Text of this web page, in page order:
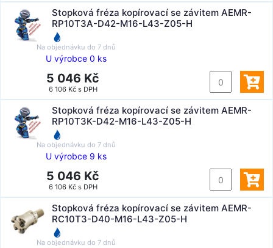
Stopková fréza kopírovací se závitem AEMR-
RP10T3A-D42-M16-L43-Z05-H
Na objednávku do 7 dnů
U výrobce 0 ks
5 046 Kč
6 106 Kč s DPH
Stopková fréza kopírovací se závitem AEMR-
RP10T3K-D42-M16-L43-Z05-H
Na objednávku do 7 dnů
U výrobce 9 ks
5 046 Kč
6 106 Kč s DPH
Stopková fréza kopírovací se závitem AEMR-
RC10T3-D40-M16-L43-Z05-H
Na objednávku do 7 dnů